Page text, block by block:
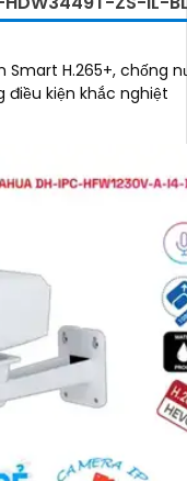
Smart H.265+, chống
kiện khắc nghiệt